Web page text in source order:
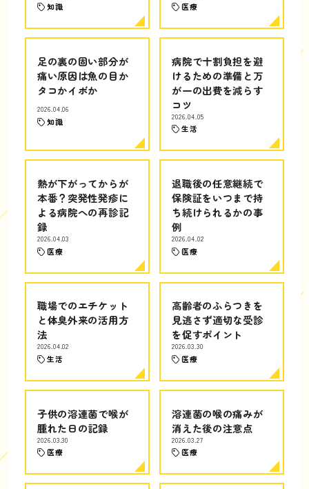
知識 医療
足の裏の固い部分が
痛い原因は魚の目か
タコかイボか
2026.04.06
知識
病院で十割負担を避
けるための準備と万
が一の出費を減らす
コツ
2026.04.05
生活
熱が下がってからが
本番？突発性発疹に
よる病院への再診記
録
2026.04.03
医療
退職後の任意継続で
保険証をいつまで持
ち続けられるかの事
例
2026.04.02
医療
職場でのエチケット
と体臭外来の活用方
法
2026.04.02
生活
高齢者のふらつきを
見逃さず適切な受診
を促すポイント
2026.03.30
医療
子供の溶連菌で喉が
腫れた日の記録
2026.03.30
医療
溶連菌の喉の痛みが
消えた後の注意点
2026.03.27
医療